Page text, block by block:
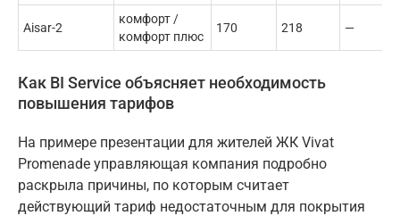
Aisar-2
комфорт /
комфорт плюс
170 218 —
Как BI Service объясняет необходимость
повышения тарифов
На примере презентации для жителей ЖК Vivat
Promenade управляющая компания подробно
раскрыла причины, по которым считает
действующий тариф недостаточным для покрытия